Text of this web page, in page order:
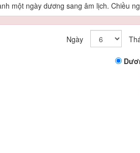
một ngày dương sang âm lịch. Chiều
Ngày